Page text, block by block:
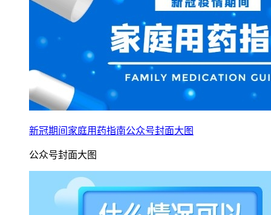
新冠期间家庭用药指南公众号封面大图
公众号封面大图